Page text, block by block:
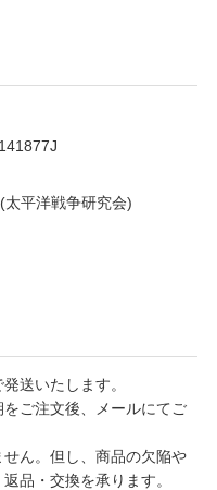
太平洋戦争研究会)
送いたします。
ご注文後、メールにてご
ん。但し、商品の欠陥や
品・交換を承ります。